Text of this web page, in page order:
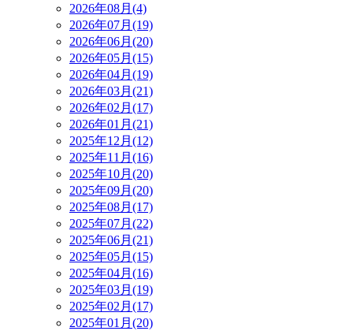
2026年08月(4)
2026年07月(19)
2026年06月(20)
2026年05月(15)
2026年04月(19)
2026年03月(21)
2026年02月(17)
2026年01月(21)
2025年12月(12)
2025年11月(16)
2025年10月(20)
2025年09月(20)
2025年08月(17)
2025年07月(22)
2025年06月(21)
2025年05月(15)
2025年04月(16)
2025年03月(19)
2025年02月(17)
2025年01月(20)